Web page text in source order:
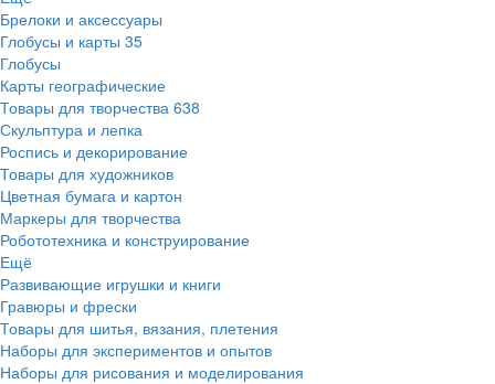
Брелоки и аксессуары
Глобусы и карты 35
Глобусы
Карты географические
Товары для творчества 638
Скульптура и лепка
Роспись и декорирование
Товары для художников
Цветная бумага и картон
Маркеры для творчества
Робототехника и конструирование
Ещё
Развивающие игрушки и книги
Гравюры и фрески
Товары для шитья, вязания, плетения
Наборы для экспериментов и опытов
Наборы для рисования и моделирования